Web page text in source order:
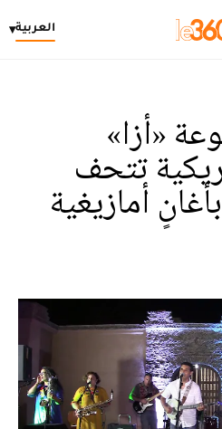
العربية▾
«أزا»
تتحف
أمازيغية